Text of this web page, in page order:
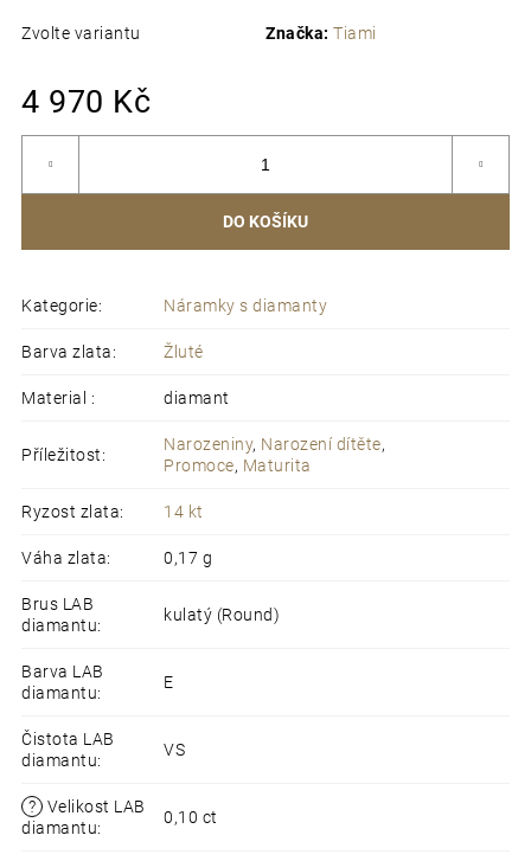
Součástí balení je i
certifikát pravosti
Zvolte variantu Značka: Tiami
4 970 Kč
DO KOŠÍKU
Kategorie: Náramky s diamanty
Barva zlata: Žluté
Material : diamant
Příležitost:
Narozeniny, Narození dítěte,
Promoce, Maturita
Ryzost zlata: 14 kt
Váha zlata: 0,17 g
Brus LAB
diamantu:
kulatý (Round)
Barva LAB
diamantu:
E
Čistota LAB
diamantu:
VS
?
Velikost LAB
diamantu:
0,10 ct